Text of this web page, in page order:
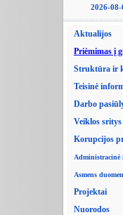
2026-08-
Aktualijos
Priėmimas į
Struktūra ir
Teisinė
Darbo
Veiklos sritys
Korupcijos
Administracinė
Asmens
Projektai
Nuorodos